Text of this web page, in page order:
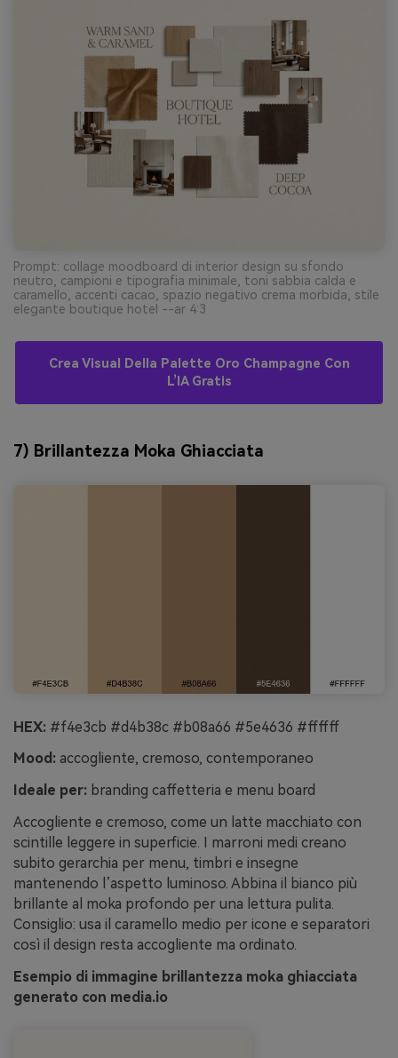
Prompt: collage moodboard di interior design su sfondo
neutro, campioni e tipografia minimale, toni sabbia calda e
caramello, accenti cacao, spazio negativo crema morbida, stile
elegante boutique hotel --ar 4:3
Crea Visual Della Palette Oro Champagne Con
L’IA Gratis
7) Brillantezza Moka Ghiacciata
HEX: #f4e3cb #d4b38c #b08a66 #5e4636 #ffffff
Mood: accogliente, cremoso, contemporaneo
Ideale per: branding caffetteria e menu board
Accogliente e cremoso, come un latte macchiato con
scintille leggere in superficie. I marroni medi creano
subito gerarchia per menu, timbri e insegne
mantenendo l’aspetto luminoso. Abbina il bianco più
brillante al moka profondo per una lettura pulita.
Consiglio: usa il caramello medio per icone e separatori
così il design resta accogliente ma ordinato.
Esempio di immagine brillantezza moka ghiacciata
generato con media.io